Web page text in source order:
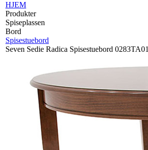
HJEM
Produkter
Spiseplassen
Bord
Spisestuebord
Seven Sedie Radica Spisestuebord 0283TA01